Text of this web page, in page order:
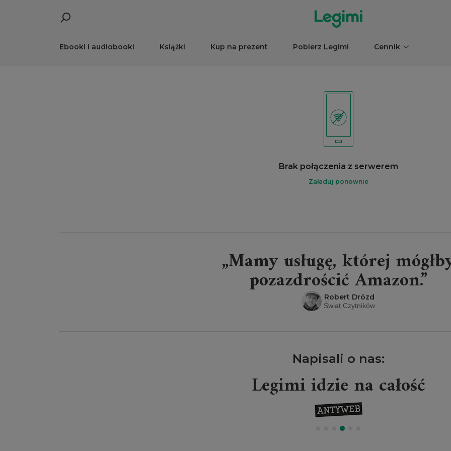
Ebooki i audiobooki Książki Kup na prezent Pobierz Legimi Cennik
Brak połączenia z serwerem
Załaduj ponownie
„Mamy usługę, której
pozazdrościć Amazon.”
Robert Drózd
Świat Czytników
Napisali o nas:
Legimi idzie na całość